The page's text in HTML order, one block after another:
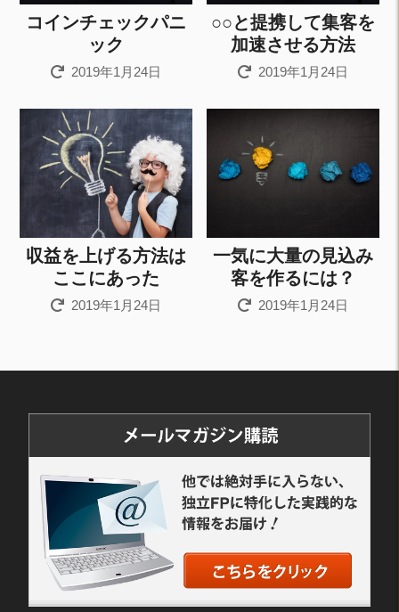
コインチェックパニ
ック
2019年1月24日
○○と提携して集客を
加速させる方法
2019年1月24日
収益を上げる方法は
ここにあった
2019年1月24日
一気に大量の見込み
客を作るには？
2019年1月24日